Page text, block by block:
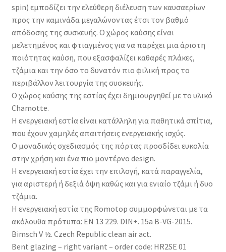
spin) εμποδίζει την ελεύθερη διέλευση των καυσαερίων
προς την καμινάδα μεγαλώνοντας έτσι τον βαθμό
απόδοσης της συσκευής. O χώρος καύσης είναι
μελετημένος και φτιαγμένος για να παρέχει μια άριστη
ποιότητας καύση, που εξασφαλίζει καθαρές πλάκες,
τζάμια και την όσο το δυνατόν πιο φιλική προς το
περιβάλλον λειτουργία της συσκευής.
Ο χώρος καύσης της εστίας έχει δημιουργηθεί με το υλικό
Chamotte.
Η ενεργειακή εστία είναι κατάλληλη για παθητικά σπίτια,
που έχουν χαμηλές απαιτήσεις ενεργειακής ισχύς.
Ο μοναδικός σχεδιασμός της πόρτας προσδίδει ευκολία
στην χρήση και ένα πιο μοντέρνο design.
Η ενεργειακή εστία έχει την επιλογή, κατά παραγγελία,
για αριστερή ή δεξιά όψη καθώς και για ενιαίο τζάμι ή δυο
τζάμια.
Η ενεργειακή εστία της Romotop συμμορφώνεται με τα
ακόλουθα πρότυπα: EN 13 229. DIN+. 15a B-VG-2015.
Bimsch V ½. Czech Republic clean air act.
Bent glazing – right variant – order code: HR2SE 01